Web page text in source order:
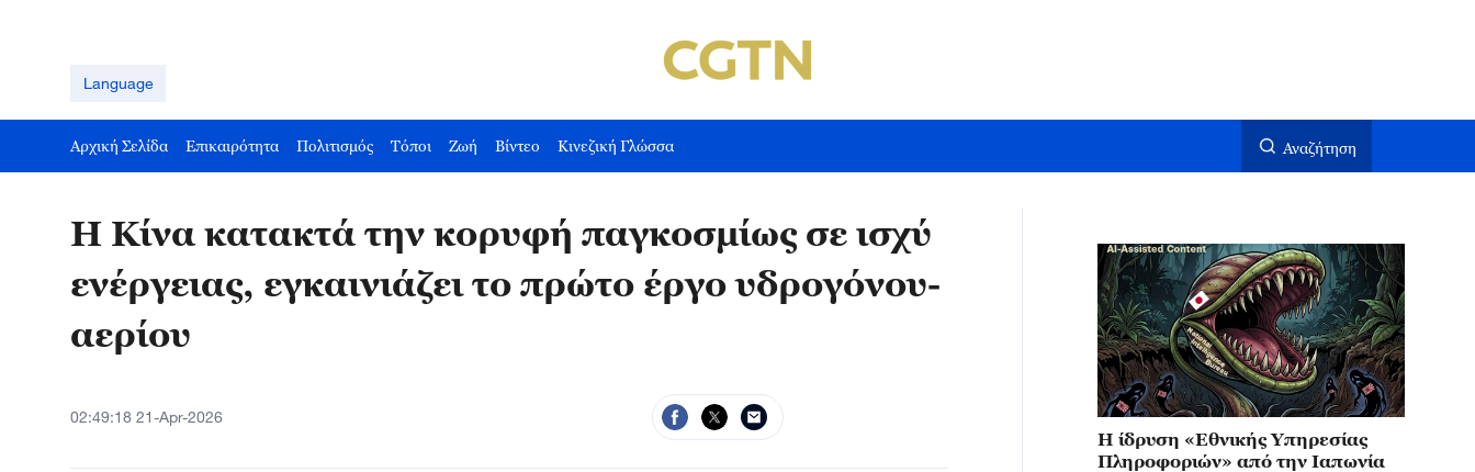
Language
Αρχική Σελίδα Επικαιρότητα Πολιτισμός Τόποι Ζωή Βίντεο Κινεζική Γλώσσα Αναζήτηση
Η Κίνα κατακτά την κορυφή παγκοσμίως σε ισχύ
ενέργειας, εγκαινιάζει το πρώτο έργο υδρογόνου-
αερίου
02:49:18 21-Apr-2026
Η ίδρυση «Εθνικής Υπηρεσίας
Πληροφοριών» από την Ιαπωνία